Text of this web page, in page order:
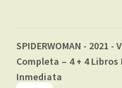
SPIDERWOMAN - 2021
Completa – 4 + 4 Libros
Inmediata